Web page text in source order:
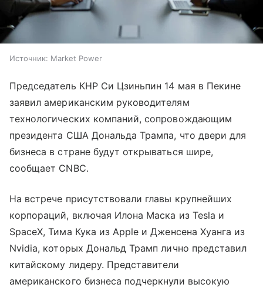
Источник: Market Power
Председатель КНР Си Цзиньпин 14 мая в Пекине
заявил американским руководителям
технологических компаний, сопровождающим
президента США Дональда Трампа, что двери для
бизнеса в стране будут открываться шире,
сообщает CNBC.
На встрече присутствовали главы крупнейших
корпораций, включая Илона Маска из Tesla и
SpaceX, Тима Кука из Apple и Дженсена Хуанга из
Nvidia, которых Дональд Трамп лично представил
китайскому лидеру. Представители
американского бизнеса подчеркнули высокую